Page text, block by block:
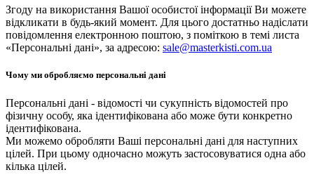
Згоду на використання Вашої особистої інформації Ви можете
відкликати в будь-який момент. Для цього достатньо надіслати
повідомлення електронною поштою, з поміткою в темі листа
«Персональні дані», за адресою: sale@masterkisti.com.ua
Чому ми обробляємо персональні дані
Персональні дані - відомості чи сукупність відомостей про
фізичну особу, яка ідентифікована або може бути конкретно
ідентифікована.
Ми можемо обробляти Ваші персональні дані для наступних
цілей. При цьому одночасно можуть застосовуватися одна або
кілька цілей.